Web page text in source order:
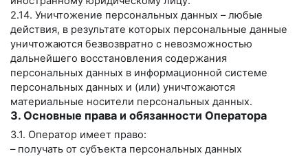
2.14. Уничтожение персональных данных – любые
действия, в результате которых персональные данные
уничтожаются безвозвратно с невозможностью
дальнейшего восстановления содержания
персональных данных в информационной системе
персональных данных и (или) уничтожаются
материальные носители персональных данных.
3. Основные права и обязанности Оператора
3.1. Оператор имеет право:
– получать от субъекта персональных данных